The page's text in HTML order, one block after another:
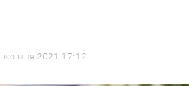
жовтня 2021 17:12